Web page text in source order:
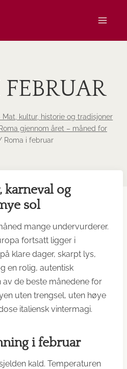
Mat, kultur, historie og tradisjoner
gjennom året – måned for
Roma i februar
karneval og
sol
mange undervurderer.
fortsatt ligger i
klare dager, skarpt lys,
en rolig, autentisk
de beste månedene for
uten trengsel, uten høye
italiensk vintermagi.
i februar
kald. Temperaturen